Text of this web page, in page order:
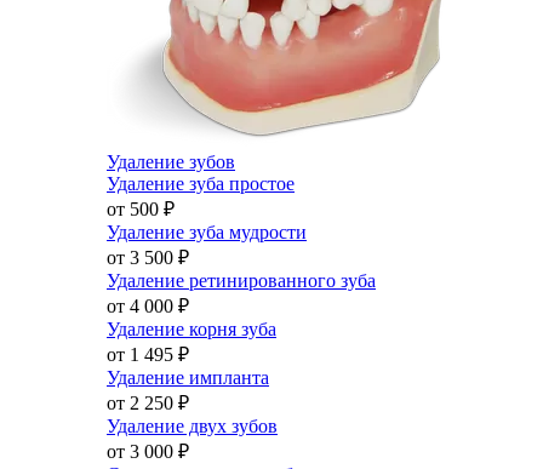
Удаление зубов
Удаление зуба простое
от 500 ₽
Удаление зуба мудрости
от 3 500 ₽
Удаление ретинированного зуба
от 4 000 ₽
Удаление корня зуба
от 1 495 ₽
Удаление импланта
от 2 250 ₽
Удаление двух зубов
от 3 000 ₽